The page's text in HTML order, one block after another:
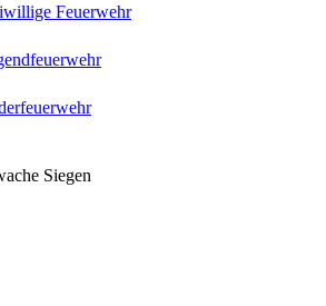
Feuerwehr
Siegen